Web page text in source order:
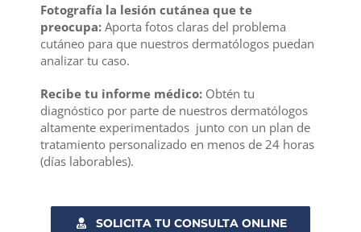
Fotografía la lesión cutánea que te
preocupa:Aporta fotos claras del problema
cutáneo para que nuestros dermatólogos puedan
analizar tu caso.
Recibe tu informe médico:Obtén tu
diagnóstico por parte de nuestros dermatólogos
altamente experimentados junto con un plan de
tratamiento personalizado en menos de 24 horas
(días laborables).
SOLICITA TU CONSULTA ONLINE